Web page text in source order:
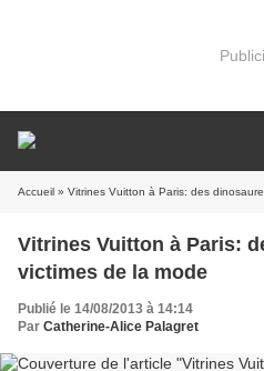
Accueil » Vitrines Vuitton à Paris: des
Vitrines Vuitton à Paris:
victimes de la mode
Publié le 14/08/2013 à 14:14
Par Catherine-Alice Palagret